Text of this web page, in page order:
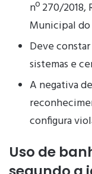
nº 270/2018,
Municipal do
Deve
sistemas e
A negativa
configura
Uso de